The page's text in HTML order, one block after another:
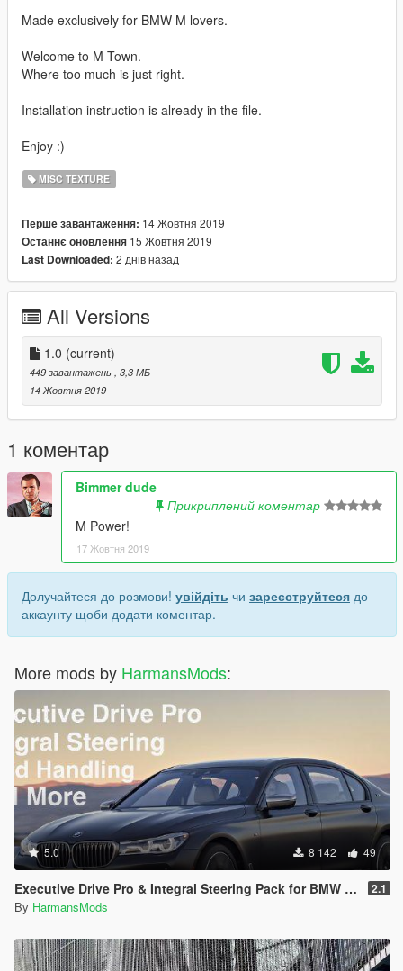
Made exclusively for BMW M lovers.
--------------------------------------------------------
Welcome to M Town.
Where too much is just right.
--------------------------------------------------------
Installation instruction is already in the file.
--------------------------------------------------------
Enjoy :)
MISC TEXTURE
Перше завантаження: 14 Жовтня 2019
Останнє оновлення 15 Жовтня 2019
Last Downloaded: 2 днів назад
All Versions
1.0 (current)
449 завантажень
, 3,3 МБ
14 Жовтня 2019
1 коментар
Bimmer dude
Прикриплений коментар
M Power!
17 Жовтня 2019
Долучайтеся до розмови! увійдіть чи зареєструйтеся до
аккаунту щоби додати коментар.
More mods by HarmansMods:
5.0 8 142 49
Executive Drive Pro & Integral Steering Pack for BMW M760i 2.1
By HarmansMods